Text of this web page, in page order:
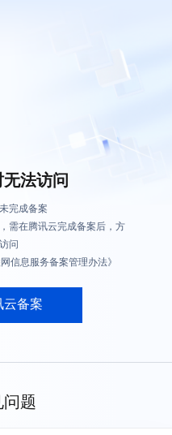
无法访问
完成备案
需在腾讯云完成备案后，方
问
信息服务备案管理办法》
云备案
问题